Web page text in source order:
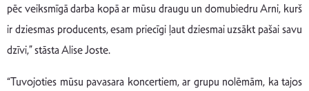
pēc veiksmīgā darba kopā ar mūsu draugu un domubiedru Arni, kurš
ir dziesmas producents, esam priecīgi ļaut dziesmai uzsākt pašai savu
dzīvi,” stāsta Alise Joste.
“Tuvojoties mūsu pavasara koncertiem, ar grupu nolēmām, ka tajos